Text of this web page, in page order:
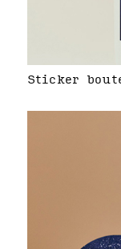
Sticker